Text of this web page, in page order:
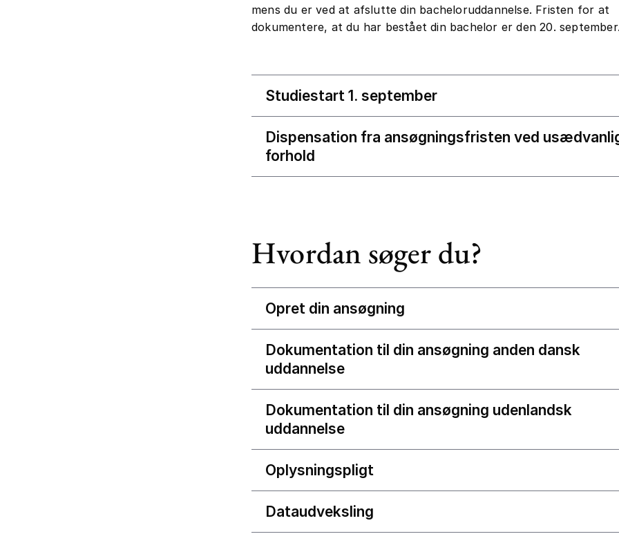
mens du er ved at afslutte din bacheloruddannelse. Fristen for at
dokumentere, at du har bestået din bachelor er den 20.
Studiestart 1. september
Dispensation fra ansøgningsfristen ved
forhold
Hvordan søger du?
Opret din ansøgning
Dokumentation til din ansøgning anden dansk
uddannelse
Dokumentation til din ansøgning udenlandsk
uddannelse
Oplysningspligt
Dataudveksling